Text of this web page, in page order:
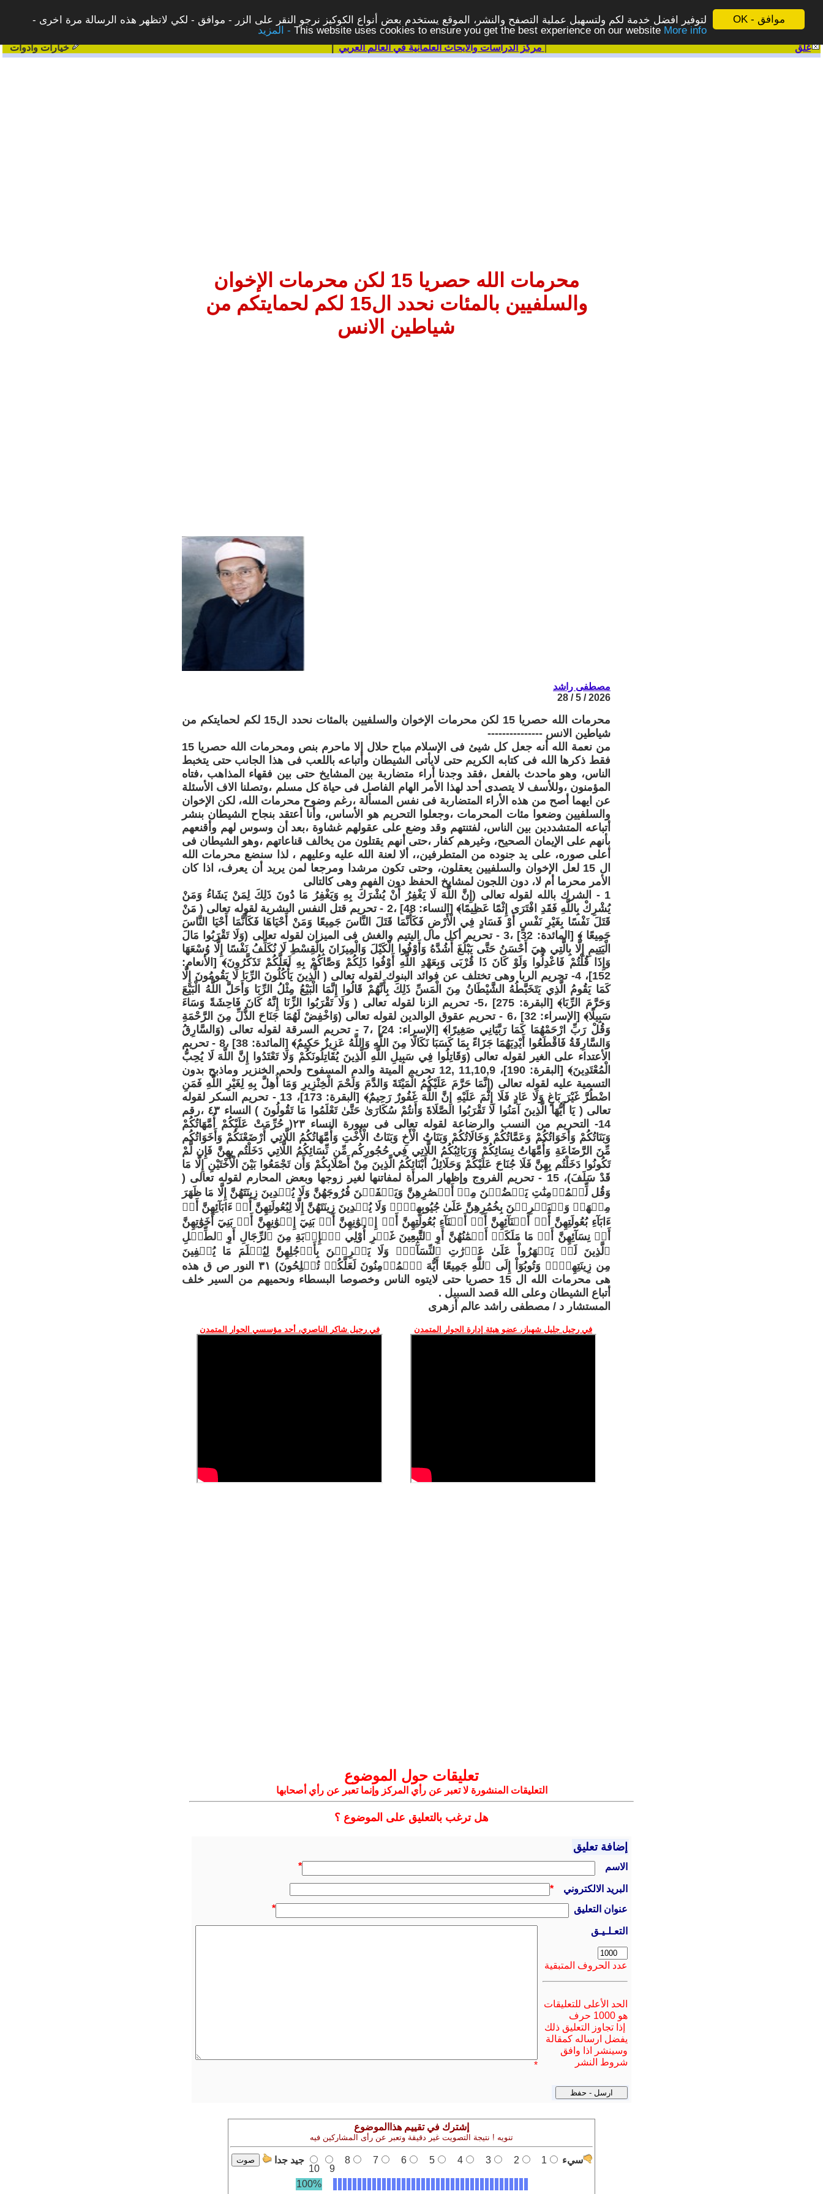
موافق - OK
لتوفير افضل خدمة لكم ولتسهيل عملية التصفح والنشر، الموقع يستخدم بعض أنواع الكوكيز نرجو النقر على الزر - موافق - لكي لاتظهر هذه الرسالة مرة اخرى -
This website uses cookies to ensure you get the best experience on our website More info - المزيد
غلق |مركز الدراسات والابحاث العلمانية في العالم العربي | خيارات وادوات
محرمات الله حصريا 15 لكن محرمات الإخوان
والسلفيين بالمئات نحدد ال15 لكم لحمايتكم من
شياطين الانس
مصطفى راشد
2026 / 5 / 28
محرمات الله حصريا 15 لكن محرمات الإخوان والسلفيين بالمئات نحدد ال15 لكم لحمايتكم من
شياطين الانس ---------------
من نعمة الله أنه جعل كل شيئ فى الإسلام مباح حلال إلا ماحرم بنص ومحرمات الله حصريا 15
فقط ذكرها الله فى كتابه الكريم حتى لايأتى الشيطان وأتباعه باللعب فى هذا الجانب حتى يتخبط
الناس، وهو ماحدث بالفعل ،فقد وجدنا أراء متضاربة بين المشايخ حتى بين فقهاء المذاهب ،فتاه
المؤمنون ،وللأسف لا يتصدى أحد لهذا الأمر الهام الفاصل فى حياة كل مسلم ،وتصلنا الاف الأسئلة
عن ايهما أصح من هذه الأراء المتضاربة فى نفس المسألة ،رغم وضوح محرمات الله، لكن الإخوان
والسلفيين وضعوا مئات المحرمات ،وجعلوا التحريم هو الأساس، وأنا أعتقد بنجاح الشيطان بنشر
أتباعه المتشددين بين الناس، لفتنتهم وقد وضع على عقولهم غشاوة ،بعد أن وسوس لهم وأقنعهم
بأنهم على الإيمان الصحيح، وغيرهم كفار ،حتى أنهم يقتلون من يخالف قناعاتهم ،وهو الشيطان فى
أعلى صوره، على يد جنوده من المتطرفين،، ألا لعنة الله عليه وعليهم ، لذا سنضع محرمات الله
ال 15 لعل الإخوان والسلفيين يعقلون، وحتى تكون مرشدا ومرجعا لمن يريد أن يعرف، اذا كان
الأمر محرما أم لا، دون اللجون لمشايخ الحفظ دون الفهم وهى كالتالى
1 - الشرك بالله لقوله تعالى (إِنَّ اللَّهَ لَا يَغْفِرُ أَنْ يُشْرَكَ بِهِ وَيَغْفِرُ مَا دُونَ ذَلِكَ لِمَنْ يَشَاءُ وَمَنْ
يُشْرِكْ بِاللَّهِ فَقَدِ افْتَرَى إِثْمًا عَظِيمًا﴾ [النساء: 48] ،2 - تحريم قتل النفس البشرية لقوله تعالى ( مَنْ
قَتَلَ نَفْسًا بِغَيْرِ نَفْسٍ أَوْ فَسَادٍ فِي الْأَرْضِ فَكَأَنَّمَا قَتَلَ النَّاسَ جَمِيعًا وَمَنْ أَحْيَاهَا فَكَأَنَّمَا أَحْيَا النَّاسَ
جَمِيعًا ﴾ [المائدة: 32] ،3 - تحريم أكل مال اليتيم والغش فى الميزان لقوله تعالى (وَلَا تَقْرَبُوا مَالَ
الْيَتِيمِ إِلَّا بِالَّتِي هِيَ أَحْسَنُ حَتَّى يَبْلُغَ أَشُدَّهُ وَأَوْفُوا الْكَيْلَ وَالْمِيزَانَ بِالْقِسْطِ لَا نُكَلِّفُ نَفْسًا إِلَّا وُسْعَهَا
وَإِذَا قُلْتُمْ فَاعْدِلُوا وَلَوْ كَانَ ذَا قُرْبَى وَبِعَهْدِ اللَّهِ أَوْفُوا ذَلِكُمْ وَصَّاكُمْ بِهِ لَعَلَّكُمْ تَذَكَّرُونَ﴾ [الأنعام:
152]، 4- تحريم الربا وهى تختلف عن فوائد البنوك لقوله تعالى ( الَّذِينَ يَأْكُلُونَ الرِّبَا لَا يَقُومُونَ إِلَّا
كَمَا يَقُومُ الَّذِي يَتَخَبَّطُهُ الشَّيْطَانُ مِنَ الْمَسِّ ذَلِكَ بِأَنَّهُمْ قَالُوا إِنَّمَا الْبَيْعُ مِثْلُ الرِّبَا وَأَحَلَّ اللَّهُ الْبَيْعَ
وَحَرَّمَ الرِّبَا﴾ [البقرة: 275] ،5- تحريم الزنا لقوله تعالى ( وَلَا تَقْرَبُوا الزِّنَا إِنَّهُ كَانَ فَاحِشَةً وَسَاءَ
سَبِيلًا﴾ [الإسراء: 32] ،6 - تحريم عقوق الوالدين لقوله تعالى (وَاخْفِضْ لَهُمَا جَنَاحَ الذُّلِّ مِنَ الرَّحْمَةِ
وَقُلْ رَبِّ ارْحَمْهُمَا كَمَا رَبَّيَانِي صَغِيرًا﴾ [الإسراء: 24] ،7 - تحريم السرقة لقوله تعالى (وَالسَّارِقُ
وَالسَّارِقَةُ فَاقْطَعُوا أَيْدِيَهُمَا جَزَاءً بِمَا كَسَبَا نَكَالًا مِنَ اللَّهِ وَاللَّهُ عَزِيزٌ حَكِيمٌ﴾ [المائدة: 38] ،8 - تحريم
الأعتداء على الغير لقوله تعالى (وَقَاتِلُوا فِي سَبِيلِ اللَّهِ الَّذِينَ يُقَاتِلُونَكُمْ وَلَا تَعْتَدُوا إِنَّ اللَّهَ لَا يُحِبُّ
الْمُعْتَدِينَ﴾ [البقرة: 190]، 11,10,9 ,12 تحريم الميتة والدم المسفوح ولحم الخنزير وماذبح بدون
التسمية عليه لقوله تعالى (إِنَّمَا حَرَّمَ عَلَيْكُمُ الْمَيْتَةَ وَالدَّمَ وَلَحْمَ الْخِنْزِيرِ وَمَا أُهِلَّ بِهِ لِغَيْرِ اللَّهِ فَمَنِ
اضْطُرَّ غَيْرَ بَاغٍ وَلَا عَادٍ فَلَا إِثْمَ عَلَيْهِ إِنَّ اللَّهَ غَفُورٌ رَحِيمٌ﴾ [البقرة: 173]، 13 - تحريم السكر لقوله
تعالى ( يَا أَيُّهَا الَّذِينَ آمَنُوا لَا تَقْرَبُوا الصَّلَاةَ وَأَنتُمْ سُكَارَىٰ حَتَّىٰ تَعْلَمُوا مَا تَقُولُونَ ) النساء ٤٣ ،رقم
14- التحريم من النسب والرضاعة لقوله تعالى فى سورة النساء ٢٣( حُرِّمَتْ عَلَيْكُمْ أُمَّهَاتُكُمْ
وَبَنَاتُكُمْ وَأَخَوَاتُكُمْ وَعَمَّاتُكُمْ وَخَالَاتُكُمْ وَبَنَاتُ الْأَخِ وَبَنَاتُ الْأُخْتِ وَأُمَّهَاتُكُمُ اللَّاتِي أَرْضَعْنَكُمْ وَأَخَوَاتُكُم
مِّنَ الرَّضَاعَةِ وَأُمَّهَاتُ نِسَائِكُمْ وَرَبَائِبُكُمُ اللَّاتِي فِي حُجُورِكُم مِّن نِّسَائِكُمُ اللَّاتِي دَخَلْتُم بِهِنَّ فَإِن لَّمْ
تَكُونُوا دَخَلْتُم بِهِنَّ فَلَا جُنَاحَ عَلَيْكُمْ وَحَلَائِلُ أَبْنَائِكُمُ الَّذِينَ مِنْ أَصْلَابِكُمْ وَأَن تَجْمَعُوا بَيْنَ الْأُخْتَيْنِ إِلَّا مَا
قَدْ سَلَفَ)، 15 - تحريم الفروج وإظهار المرأة لمفاتنها لغير زوجها وبعض المحارم لقوله تعالى (
وَقُل لِّلۡمُؤۡمِنَٰتِ يَغۡضُضۡنَ مِنۡ أَبۡصَٰرِهِنَّ وَيَحۡفَظۡنَ فُرُوجَهُنَّ وَلَا يُبۡدِينَ زِينَتَهُنَّ إِلَّا مَا ظَهَرَ
مِنۡهَاۖ وَلۡيَضۡرِبۡنَ بِخُمُرِهِنَّ عَلَىٰ جُيُوبِهِنَّۖ وَلَا يُبۡدِينَ زِينَتَهُنَّ إِلَّا لِبُعُولَتِهِنَّ أَوۡ ءَابَآئِهِنَّ أَوۡ
ءَابَآءِ بُعُولَتِهِنَّ أَوۡ أَبۡنَآئِهِنَّ أَوۡ أَبۡنَآءِ بُعُولَتِهِنَّ أَوۡ إِخۡوَٰنِهِنَّ أَوۡ بَنِيٓ إِخۡوَٰنِهِنَّ أَوۡ بَنِيٓ أَخَوَٰتِهِنَّ
أَوۡ نِسَآئِهِنَّ أَوۡ مَا مَلَكَتۡ أَيۡمَٰنُهُنَّ أَوِ ٱلتَّٰبِعِينَ غَيۡرِ أُوْلِي ٱلۡإِرۡبَةِ مِنَ ٱلرِّجَالِ أَوِ ٱلطِّفۡلِ
ٱلَّذِينَ لَمۡ يَظۡهَرُواْ عَلَىٰ عَوۡرَٰتِ ٱلنِّسَآءِۖ وَلَا يَضۡرِبۡنَ بِأَرۡجُلِهِنَّ لِيُعۡلَمَ مَا يُخۡفِينَ
مِن زِينَتِهِنَّۚ وَتُوبُوٓاْ إِلَى ٱللَّهِ جَمِيعًا أَيُّهَ ٱلۡمُؤۡمِنُونَ لَعَلَّكُمۡ تُفۡلِحُونَ) ٣١ النور ص ق هذه
هى محرمات الله ال 15 حصريا حتى لايتوه الناس وخصوصا البسطاء ونحميهم من السير خلف
أتباع الشيطان وعلى الله قصد السبيل .
المستشار د / مصطفى راشد عالم أزهرى
في رحيل جليل شهباز، عضو هيئة إدارة الحوار المتمدن في رحيل شاكر الناصري، أحد مؤسسي الحوار المتمدن
تعليقات حول الموضوع
التعليقات المنشورة لا تعبر عن رأي المركز وإنما تعبر عن رأي أصحابها
هل ترغب بالتعليق على الموضوع ؟
إضافة تعليق
الاسم *
البريد الالكتروني
*
عنوان التعليق
*
التعـلـيـق
عدد الحروف المتبقية
الحد الأعلى للتعليقات
هو 1000 حرف
إذا تجاوز التعليق ذلك
يفضل ارساله كمقالة
وسينشر اذا وافق
شروط النشر
*
إشترك في تقييم هذاالموضوع
تنويه ! نتيجة التصويت غير دقيقة وتعبر عن رأى المشاركين فيه
سيء 1
2
3
4
5
6
7
8
9
10
جيد جدا
100%